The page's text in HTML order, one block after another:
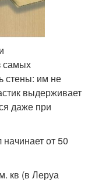
самых
стены: им не
выдерживает
даже при
от 50
кв (в Леруа